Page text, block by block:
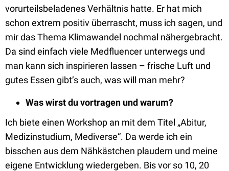
vorurteilsbeladenes Verhältnis hatte. Er hat mich
schon extrem positiv überrascht, muss ich sagen, und
mir das Thema Klimawandel nochmal nähergebracht.
Da sind einfach viele Medfluencer unterwegs und
man kann sich inspirieren lassen – frische Luft und
gutes Essen gibt’s auch, was will man mehr?
Was wirst du vortragen und warum?
Ich biete einen Workshop an mit dem Titel „Abitur,
Medizinstudium, Mediverse“. Da werde ich ein
bisschen aus dem Nähkästchen plaudern und meine
eigene Entwicklung wiedergeben. Bis vor so 10, 20